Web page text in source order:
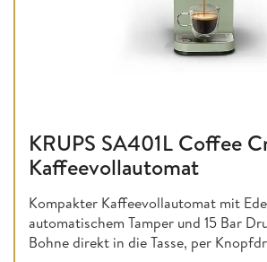
KRUPS SA401L Coffee
Kaffeevollautomat
Kompakter Kaffeevollautomat mit
automatischem Tamper und 15 Bar
Bohne direkt in die Tasse, per